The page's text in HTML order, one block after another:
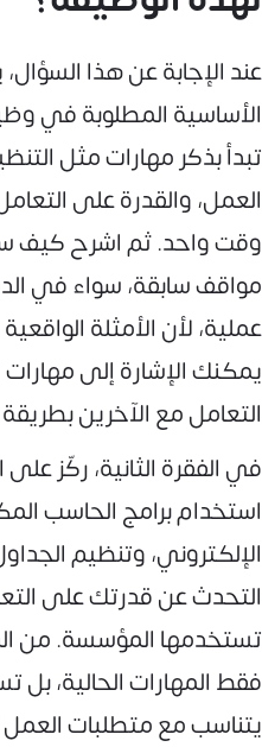
عند الإجابة عن هذا
الأساسية المطلوبة في
تبدأ بذكر مهارات مثل
العمل، والقدرة على
وقت واحد. ثم اشرح كيف
مواقف سابقة، سواء في
عملية، لأن الأمثلة
يمكنك الإشارة إلى مهارات
التعامل مع الآخرين
في الفقرة الثانية، ركّز
استخدام برامج الحاسب
الإلكتروني، وتنظيم
التحدث عن قدرتك على
تستخدمها المؤسسة. من
فقط المهارات الحالية،
يتناسب مع متطلبات